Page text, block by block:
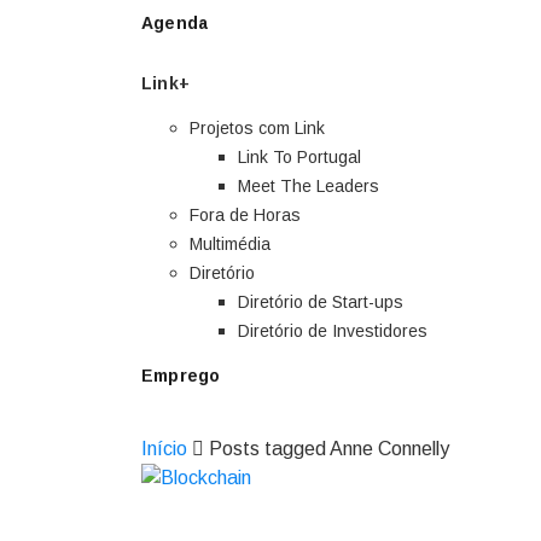
Agenda
Link+
Projetos com Link
Link To Portugal
Meet The Leaders
Fora de Horas
Multimédia
Diretório
Diretório de Start-ups
Diretório de Investidores
Emprego
Início Posts tagged Anne Connelly